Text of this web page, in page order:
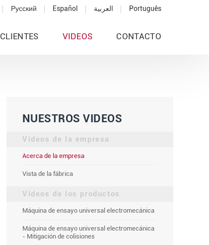
Русский Español العربية Português
CLIENTES VIDEOS CONTACTO
NUESTROS VIDEOS
Videos de la empresa
Acerca de la empresa
Vista de la fábrica
Videos de los productos
Máquina de ensayo universal electromecánica
Máquina de ensayo universal electromecánica
- Mitigación de colisiones